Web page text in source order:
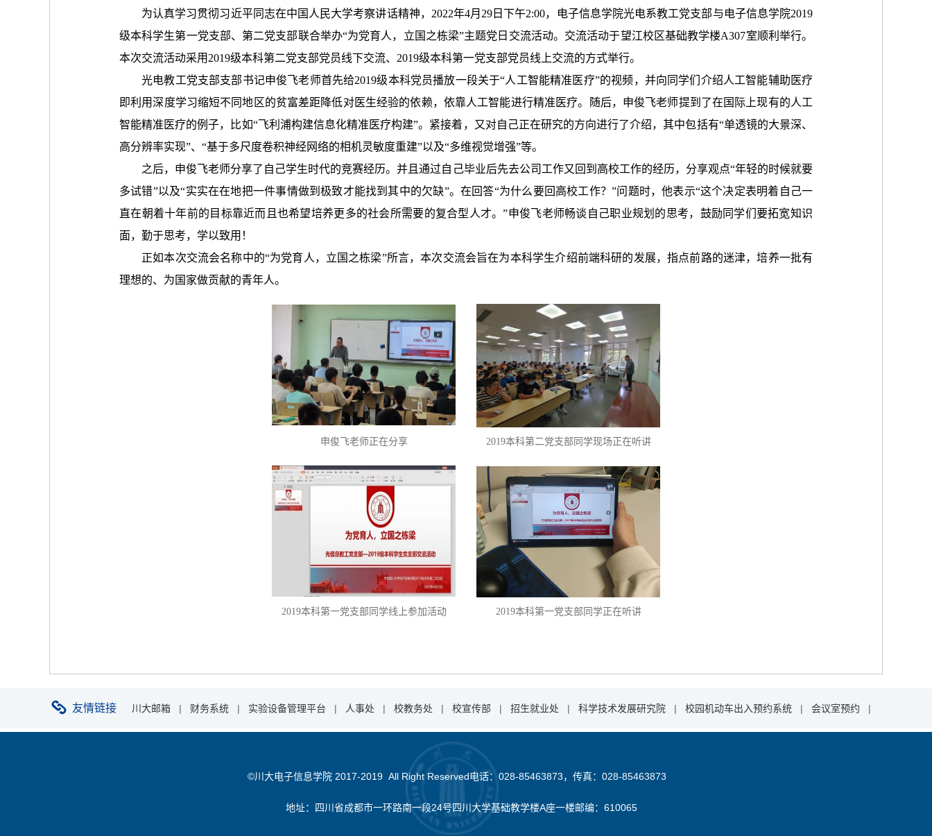
为认真学习贯彻习近平同志在中国人民大学考察讲话精神，2022年4月29日下午2:00，电子信息学院光电系教工党支部与电子信息学院2019
级本科学生第一党支部、第二党支部联合举办“为党育人，立国之栋梁”主题党日交流活动。交流活动于望江校区基础教学楼A307室顺利举行。
本次交流活动采用2019级本科第二党支部党员线下交流、2019级本科第一党支部党员线上交流的方式举行。
光电教工党支部支部书记申俊飞老师首先给2019级本科党员播放一段关于“人工智能精准医疗”的视频，并向 同学们 介绍人工智能辅助医疗
即利用深度学习缩短不同地区的贫富差距降低对医生经验的依赖，依靠人工智能进行精准医疗。随后， 申俊飞老师提到了在国际上现有的人工
智能精准医疗的例子，比如“飞利浦构建信息化精准医疗构建”。紧接着，又对自己正在研究的方向进行了介绍，其中包括有“单透镜的大景深、
高分辨率实现”、“基于多尺度卷积神经网络的相机灵敏度重建”以及“多维视觉增强”等。
之后， 申俊飞老师分享了自己学生时代的竞赛经历。并且通过自己毕业后先去公司工作又回到高校工作的经历，分享观点“年轻的时候就要
多试错”以及“实实在在地把一件事情做到极致才能找到其中的欠缺”。在回答“为什么要回高校工作？”问题时，他表示“这个决定表明着自己一
直在朝着十年前的目标靠近而且也希望培养更多的社会所需要的复合型人才。”申俊飞老师畅谈自己职业规划的思考，鼓励同学们要拓宽知识
面，勤于思考，学以致用！
正如本次交流会名称中的“为党育人，立国之栋梁”所言，本次交流会旨在为本科学生介绍前端科研的发展，指点前路的迷津，培养一批有
理想的、为国家做贡献的青年人。
申俊飞老师正在分享 2019本科第二党支部 同学现场正在听讲
2019本科第一党支部同学线上参加活动 2019本科第一党支部 同学正在听讲
友情链接 川大邮箱 | 财务系统 | 实验设备管理平台 | 人事处 | 校教务处 | 校宣传部 | 招生就业处 | 科学技术发展研究院 | 校园机动车出入预约系统 | 会议室预约 |
©川大电子信息学院 2017-2019 All Right Reserved电话：028-85463873，传真：028-85463873
地址：四川省成都市一环路南一段24号四川大学基础教学楼A座一楼邮编：610065